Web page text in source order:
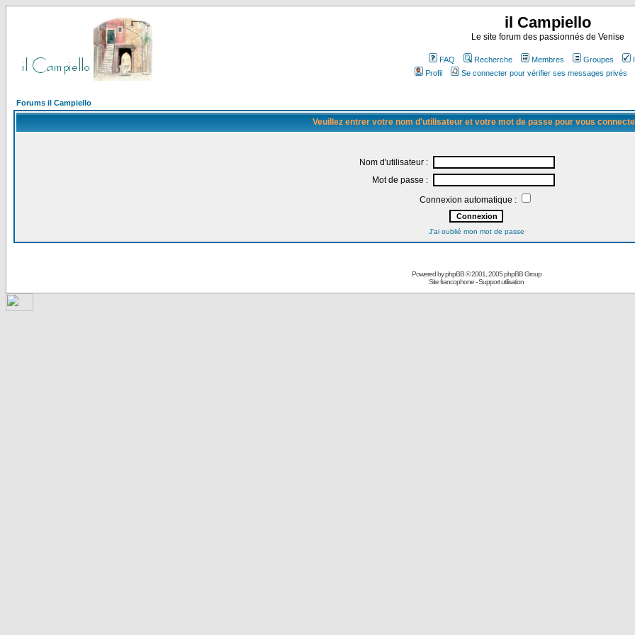
il Campiello
Le site forum des passionnés de Venise
FAQ Recherche Membres Groupes
Profil
Se connecter pour vérifier ses messages privés
Forums il Campiello
Veuillez entrer votre nom d'utilisateur et votre mot de passe pour vous
Nom d'utilisateur :
Mot de passe :
Connexion automatique :
J'ai oublié mon mot de passe
Powered byphpBB© 2001, 2005 phpBB Group
Site francophone-Support utilisation